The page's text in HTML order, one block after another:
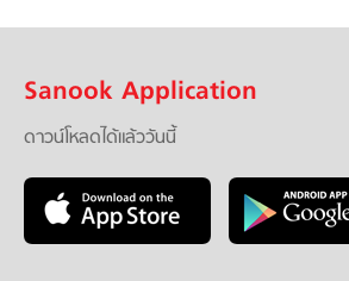
Sanook Application
ดาวน์โหลดได้แล้ววันนี้